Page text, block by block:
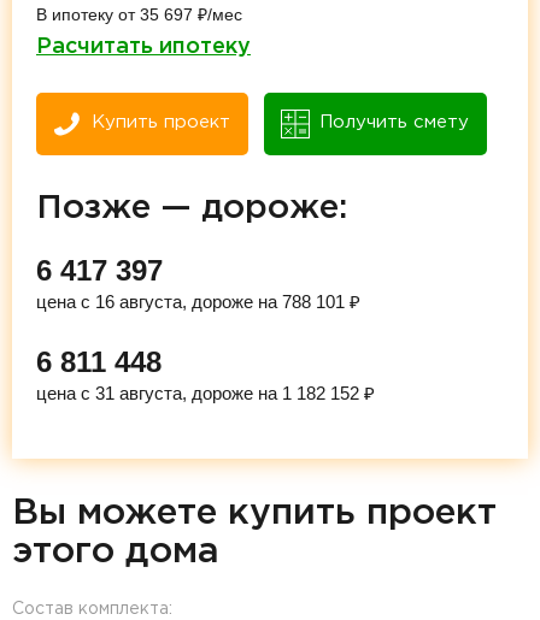
В ипотеку от 35 697 ₽/мес
Расчитать ипотеку
Купить проект Получить смету
Позже — дороже:
6 417 397
цена с 16 августа, дороже на 788 101 ₽
6 811 448
цена с 31 августа, дороже на 1 182 152 ₽
Вы можете купить проект
этого дома
Состав комплекта: